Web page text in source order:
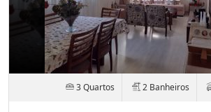
3 Quartos 2 Banheiros